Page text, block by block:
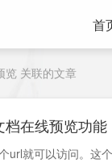
首
览 关联的文章
在线预览功能
url就可以访问。这